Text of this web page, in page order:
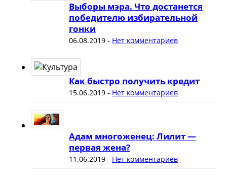
Выборы мэра. Что достанется
победителю избирательной
гонки
06.08.2019- Нет комментариев
Как быстро получить кредит
15.06.2019- Нет комментариев
Адам многоженец: Лилит —
первая жена?
11.06.2019- Нет комментариев